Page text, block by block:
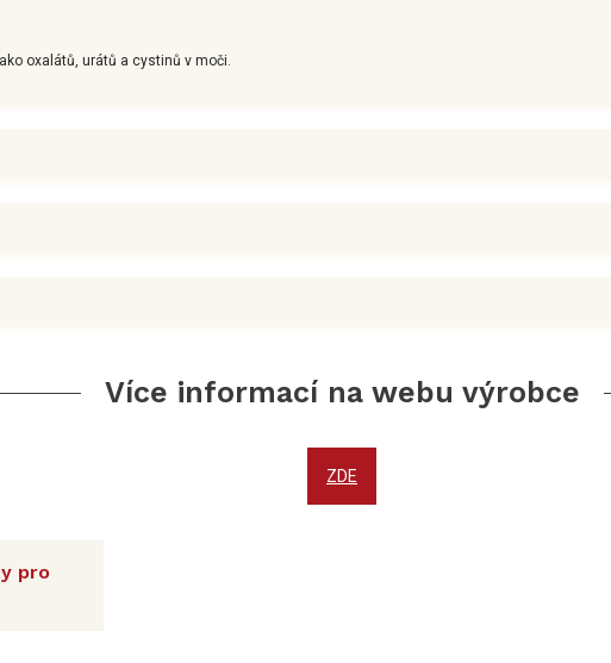
oxalátů, urátů a cystinů v moči.
Více informací na webu výrobce
ZDE
pro